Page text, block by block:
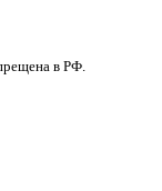
в РФ.